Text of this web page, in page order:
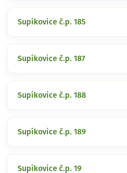
Supíkovice č.p. 185
Supíkovice č.p. 187
Supíkovice č.p. 188
Supíkovice č.p. 189
Supíkovice č.p. 19